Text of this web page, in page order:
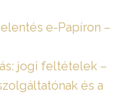
e-Papíron –
jogi feltételek –
és a